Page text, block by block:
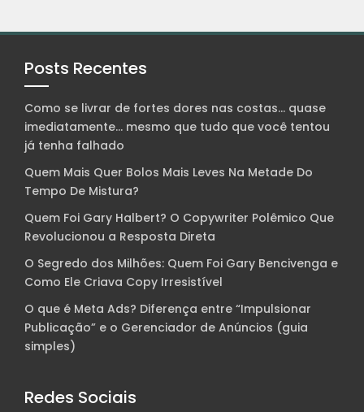
Posts Recentes
Como se livrar de fortes dores nas costas… quase
imediatamente… mesmo que tudo que você tentou
já tenha falhado
Quem Mais Quer Bolos Mais Leves Na Metade Do
Tempo De Mistura?
Quem Foi Gary Halbert? O Copywriter Polêmico Que
Revolucionou a Resposta Direta
O Segredo dos Milhões: Quem Foi Gary Bencivenga e
Como Ele Criava Copy Irresistível
O que é Meta Ads? Diferença entre “Impulsionar
Publicação” e o Gerenciador de Anúncios (guia
simples)
Redes Sociais